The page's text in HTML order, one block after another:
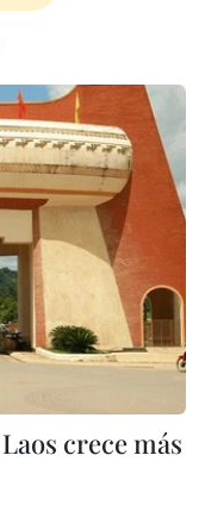
crece más